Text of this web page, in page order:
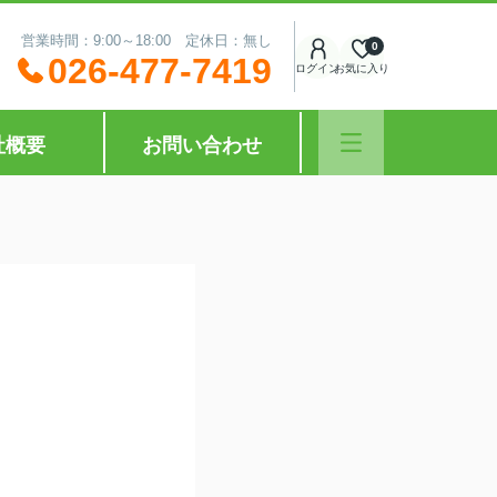
営業時間：9:00～18:00 定休日：無し
026-477-7419 ログインお気に入り
0
概要 お問い合わせ